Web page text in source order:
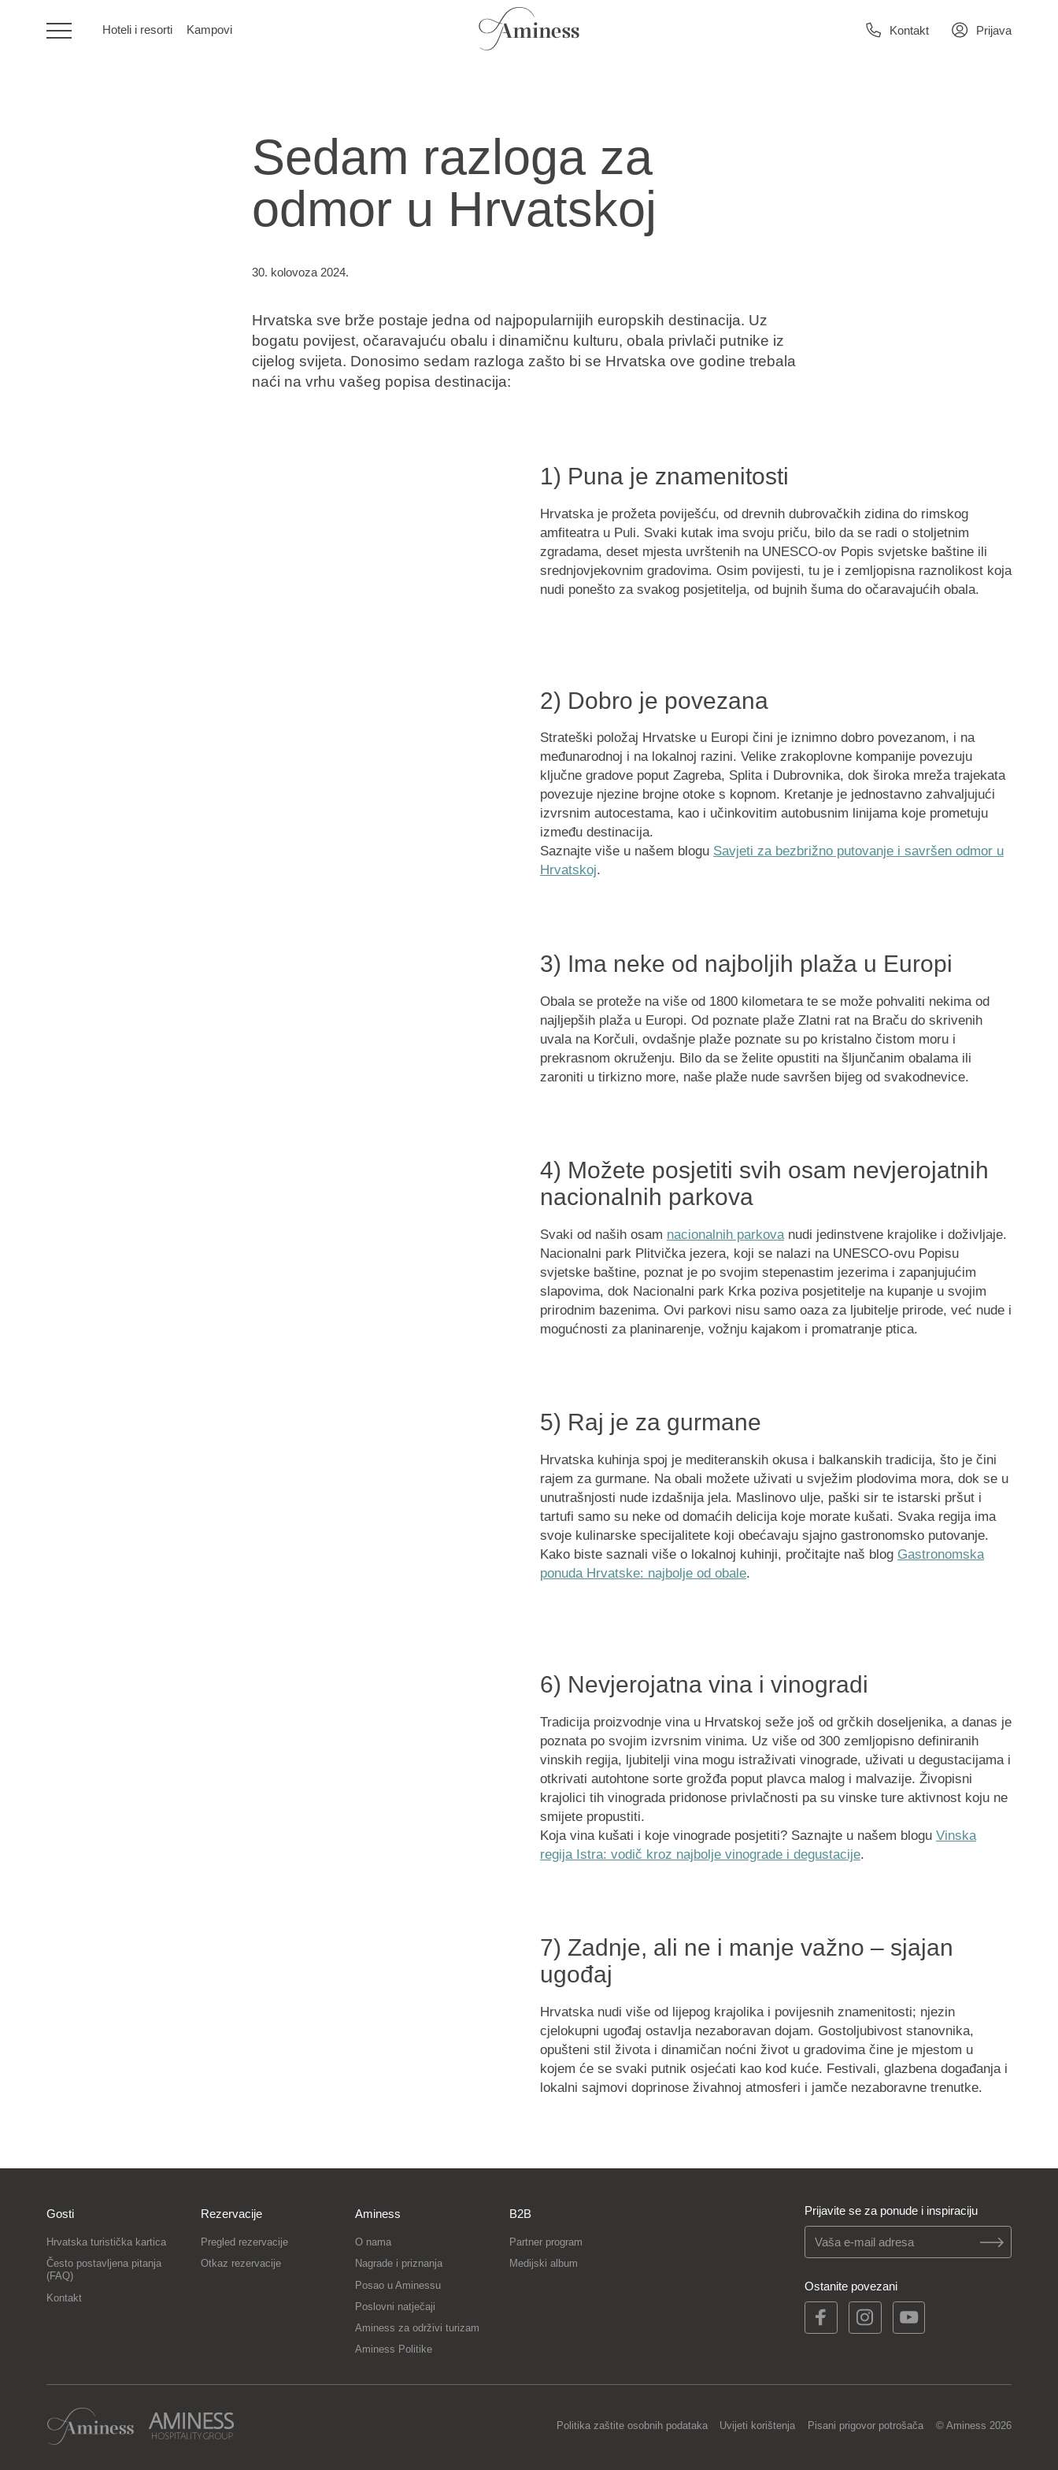
Hoteli i resorti Kampovi Kontakt Prijava
Sedam razloga za
odmor u Hrvatskoj
30. kolovoza 2024.
Hrvatska sve brže postaje jedna od najpopularnijih europskih destinacija. Uz
bogatu povijest, očaravajuću obalu i dinamičnu kulturu, obala privlači putnike iz
cijelog svijeta. Donosimo sedam razloga zašto bi se Hrvatska ove godine trebala
naći na vrhu vašeg popisa destinacija:
1) Puna je znamenitosti
Hrvatska je prožeta poviješću, od drevnih dubrovačkih zidina do rimskog
amfiteatra u Puli. Svaki kutak ima svoju priču, bilo da se radi o stoljetnim
zgradama, deset mjesta uvrštenih na UNESCO-ov Popis svjetske baštine ili
srednjovjekovnim gradovima. Osim povijesti, tu je i zemljopisna raznolikost koja
nudi ponešto za svakog posjetitelja, od bujnih šuma do očaravajućih obala.
2) Dobro je povezana
Strateški položaj Hrvatske u Europi čini je iznimno dobro povezanom, i na
međunarodnoj i na lokalnoj razini. Velike zrakoplovne kompanije povezuju
ključne gradove poput Zagreba, Splita i Dubrovnika, dok široka mreža trajekata
povezuje njezine brojne otoke s kopnom. Kretanje je jednostavno zahvaljujući
izvrsnim autocestama, kao i učinkovitim autobusnim linijama koje prometuju
između destinacija.
Saznajte više u našem blogu Savjeti za bezbrižno putovanje i savršen odmor u
Hrvatskoj.
3) Ima neke od najboljih plaža u Europi
Obala se proteže na više od 1800 kilometara te se može pohvaliti nekima od
najljepših plaža u Europi. Od poznate plaže Zlatni rat na Braču do skrivenih
uvala na Korčuli, ovdašnje plaže poznate su po kristalno čistom moru i
prekrasnom okruženju. Bilo da se želite opustiti na šljunčanim obalama ili
zaroniti u tirkizno more, naše plaže nude savršen bijeg od svakodnevice.
4) Možete posjetiti svih osam nevjerojatnih
nacionalnih parkova
Svaki od naših osam nacionalnih parkovanudi jedinstvene krajolike i doživljaje.
Nacionalni park Plitvička jezera, koji se nalazi na UNESCO-ovu Popisu
svjetske baštine, poznat je po svojim stepenastim jezerima i zapanjujućim
slapovima, dok Nacionalni park Krka poziva posjetitelje na kupanje u svojim
prirodnim bazenima. Ovi parkovi nisu samo oaza za ljubitelje prirode, već nude i
mogućnosti za planinarenje, vožnju kajakom i promatranje ptica.
5) Raj je za gurmane
Hrvatska kuhinja spoj je mediteranskih okusa i balkanskih tradicija, što je čini
rajem za gurmane. Na obali možete uživati u svježim plodovima mora, dok se u
unutrašnjosti nude izdašnija jela. Maslinovo ulje, paški sir te istarski pršut i
tartufi samo su neke od domaćih delicija koje morate kušati. Svaka regija ima
svoje kulinarske specijalitete koji obećavaju sjajno gastronomsko putovanje.
Kako biste saznali više o lokalnoj kuhinji, pročitajte naš blog Gastronomska
ponuda Hrvatske: najbolje od obale.
6) Nevjerojatna vina i vinogradi
Tradicija proizvodnje vina u Hrvatskoj seže još od grčkih doseljenika, a danas je
poznata po svojim izvrsnim vinima. Uz više od 300 zemljopisno definiranih
vinskih regija, ljubitelji vina mogu istraživati vinograde, uživati u degustacijama i
otkrivati autohtone sorte grožđa poput plavca malog i malvazije. Živopisni
krajolici tih vinograda pridonose privlačnosti pa su vinske ture aktivnost koju ne
smijete propustiti.
Koja vina kušati i koje vinograde posjetiti? Saznajte u našem blogu Vinska
regija Istra: vodič kroz najbolje vinograde i degustacije.
7) Zadnje, ali ne i manje važno – sjajan
ugođaj
Hrvatska nudi više od lijepog krajolika i povijesnih znamenitosti; njezin
cjelokupni ugođaj ostavlja nezaboravan dojam. Gostoljubivost stanovnika,
opušteni stil života i dinamičan noćni život u gradovima čine je mjestom u
kojem će se svaki putnik osjećati kao kod kuće. Festivali, glazbena događanja i
lokalni sajmovi doprinose živahnoj atmosferi i jamče nezaboravne trenutke.
Gosti
Hrvatska turistička kartica
Često postavljena pitanja
(FAQ)
Kontakt
Rezervacije
Pregled rezervacije
Otkaz rezervacije
Aminess
O nama
Nagrade i priznanja
Posao u Aminessu
Poslovni natječaji
Aminess za održivi turizam
Aminess Politike
B2B
Partner program
Medijski album
Prijavite se za ponude i inspiraciju
Ostanite povezani
Politika zaštite osobnih podataka Uvijeti korištenja Pisani prigovor potrošača © Aminess 2026